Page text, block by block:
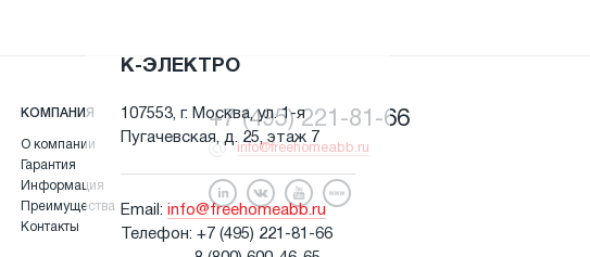
К-ЭЛЕКТРО
107553, г. Москва, ул. 1-я
Пугачевская, д. 25, этаж 7
Email: info@freehomeabb.ru
Телефон: +7 (495) 221-81-66
КОМПАНИЯ
О компании
Гарантия
Информация
Преимущества
Контакты
+7 (495) 221-81-66
info@freehomeabb.ru